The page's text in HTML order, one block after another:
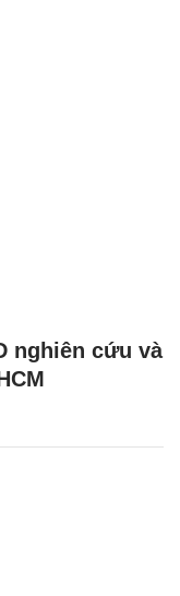
nghiên cứu và